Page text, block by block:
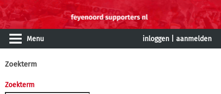
Menu inloggen aanmelden
Zoekterm
Zoekterm